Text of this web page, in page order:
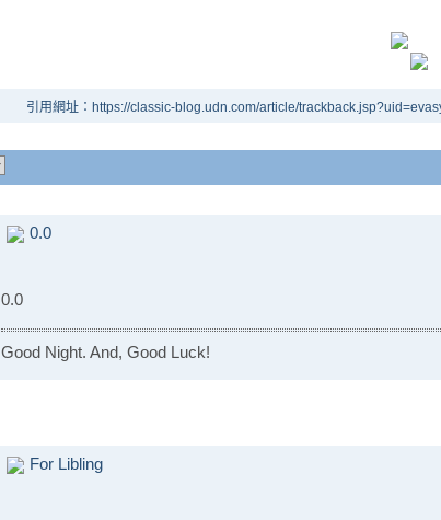
引用網址：https://classic-blog.udn.com/article/
0.0
0.0
Good Night. And, Good Luck!
For Libling